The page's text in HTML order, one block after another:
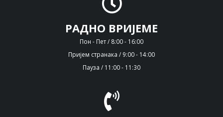
РАДНО ВРИЈЕМЕ
Пон - Пет / 8:00 - 16:00
Пријем странака / 9:00 - 14:00
Пауза / 11:00 - 11:30